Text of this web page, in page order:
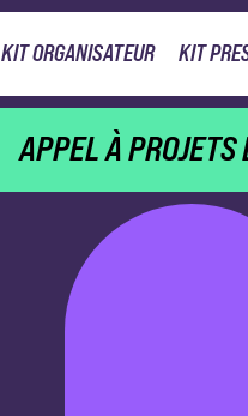
KIT ORGANISATEUR KIT
APPEL À PROJETS